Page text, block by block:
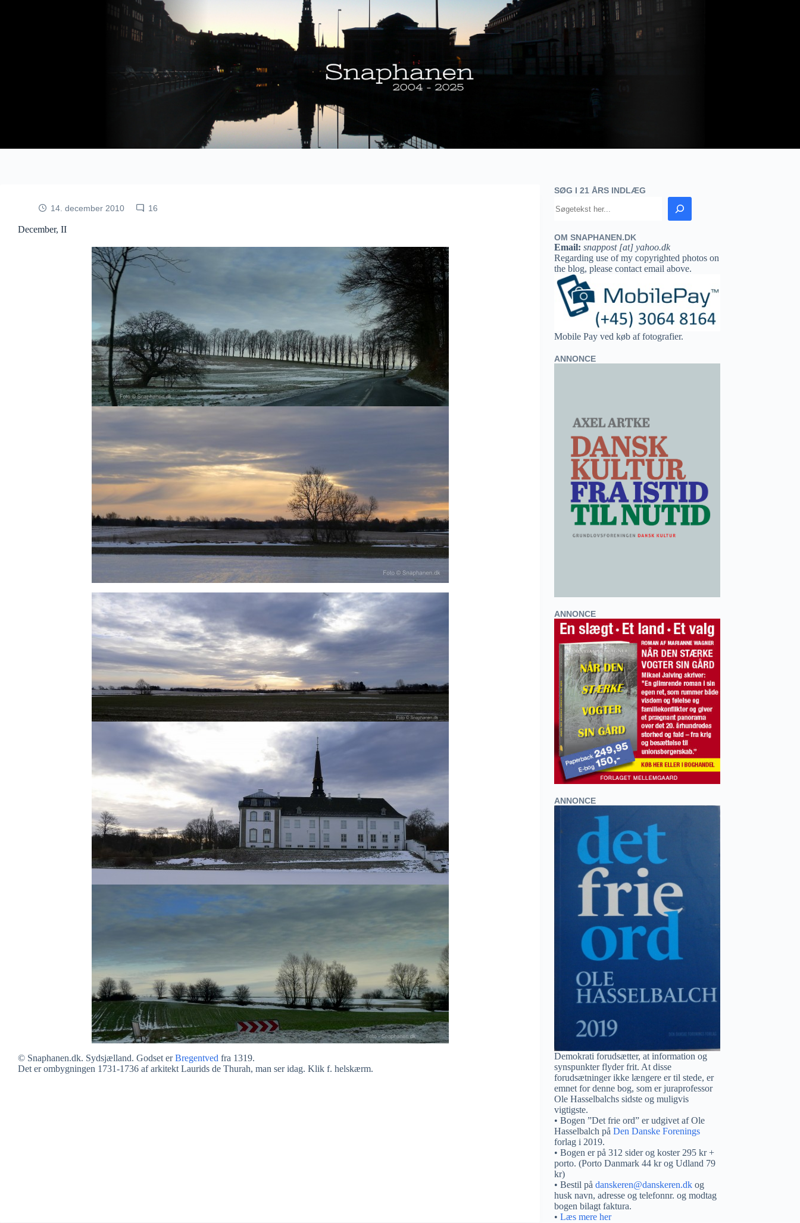
14. december 2010 16
December, II
© Snaphanen.dk. Sydsjælland. Godset erBregentved fra 1319.
Det er ombygningen 1731-1736 af arkitekt Laurids de Thurah, man ser idag. Klik f. helskærm.
SØG I 21 ÅRS INDLÆG
OM SNAPHANEN.DK
Email: snappost [at] yahoo.dk
Regarding use of my copyrighted photos on
the blog, please contact email above.
Mobile Pay ved køb af fotografier.
ANNONCE
ANNONCE
ANNONCE
Demokrati forudsætter, at information og
synspunkter flyder frit. At disse
forudsætninger ikke længere er til stede, er
emnet for denne bog, som er juraprofessor
Ole Hasselbalchs sidste og muligvis
vigtigste.
• Bogen ”Det frie ord” er udgivet af Ole
Hasselbalch påDen Danske Forenings
forlag i 2019.
• Bogen er på 312 sider og koster 295 kr +
porto. (Porto Danmark 44 kr og Udland 79
kr)
• Bestil pådanskeren@danskeren.dk og
husk navn, adresse og telefonnr. og modtag
bogen bilagt faktura.
•Læs mere her